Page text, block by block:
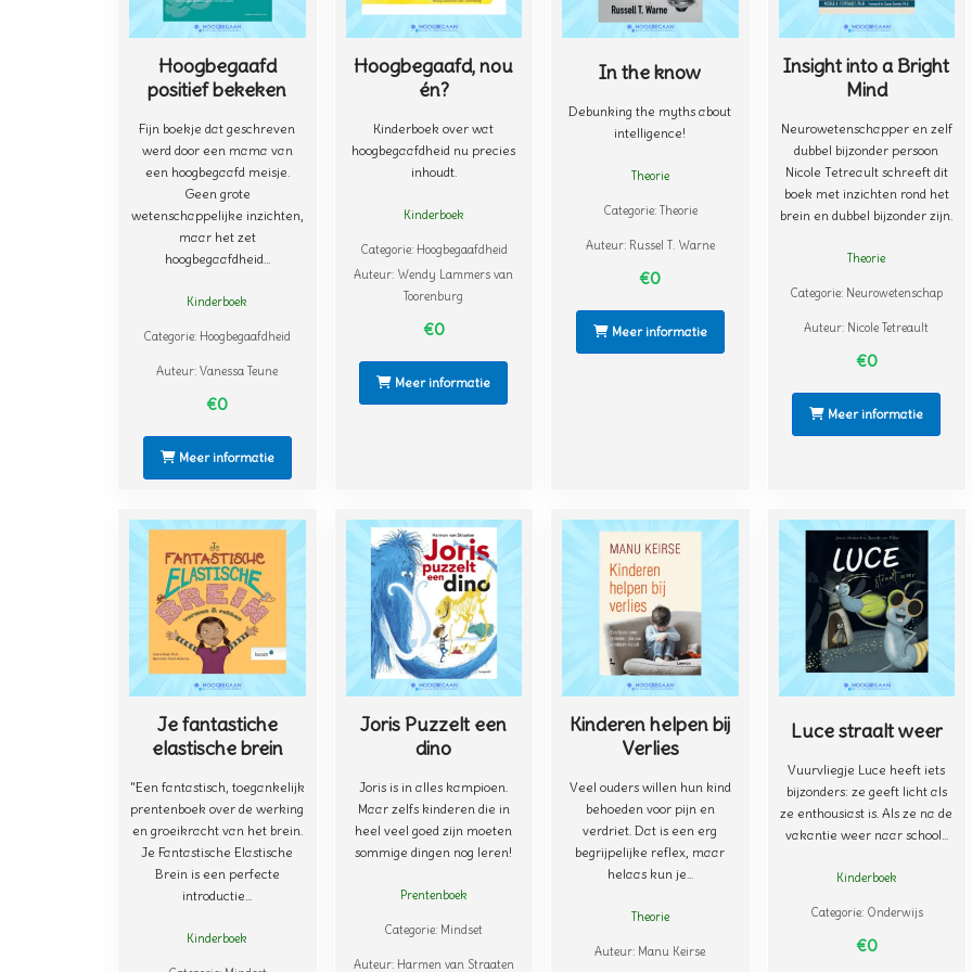
i
Hoogbegaafd
positief bekeken
Fijn boekje dat geschreven
werd door een mama van
een hoogbegaafd meisje.
Geen grote
wetenschappelijke inzichten,
maar het zet
hoogbegaafdheid...
Kinderboek
Categorie:Hoogbegaafdheid
Auteur:Vanessa Teune
€0
Meer informatie
Hoogbegaafd, nou
én?
Kinderboek over wat
hoogbegaafdheid nu precies
inhoudt.
Kinderboek
Categorie: Hoogbegaafdheid
Auteur: Wendy Lammers van
Toorenburg
€0
Meer informatie
In the know
Debunking the myths about
intelligence!
Theorie
Categorie: Theorie
Auteur: Russel T. Warne
€0
Meer informatie
Insight into a Bright
Mind
Neurowetenschapper en zelf
dubbel bijzonder persoon
Nicole Tetreault schreeft dit
boek met inzichten rond het
brein en dubbel bijzonder zijn.
Theorie
Categorie: Neurowetenschap
Auteur: Nicole Tetreault
€0
Meer informatie
Je fantastiche
elastische brein
"Een fantastisch, toegankelijk
prentenboek over de werking
en groeikracht van het brein.
Je Fantastische Elastische
Brein is een perfecte
introductie...
Kinderboek
Joris Puzzelt een
dino
Joris is in alles kampioen.
Maar zelfs kinderen die in
heel veel goed zijn moeten
sommige dingen nog leren!
Prentenboek
Categorie: Mindset
Auteur: Harmen van Straaten
Kinderen helpen bij
Verlies
Veel ouders willen hun kind
behoeden voor pijn en
verdriet. Dat is een erg
begrijpelijke reflex, maar
helaas kun je...
Theorie
Auteur: Manu Keirse
Luce straalt weer
Vuurvliegje Luce heeft iets
bijzonders: ze geeft licht als
ze enthousiast is. Als ze na de
vakantie weer naar school...
Kinderboek
Categorie: Onderwijs
€0